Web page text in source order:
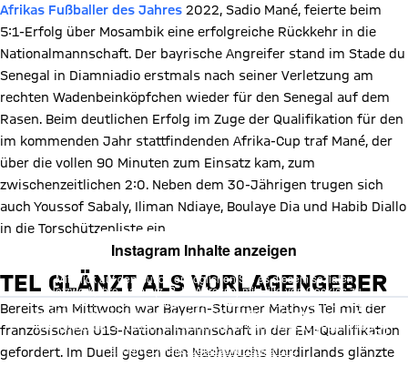
Afrikas Fußballer des Jahres 2022, Sadio Mané, feierte beim
5:1-Erfolg über Mosambik eine erfolgreiche Rückkehr in die
Nationalmannschaft. Der bayrische Angreifer stand im Stade du
Senegal in Diamniadio erstmals nach seiner Verletzung am
rechten Wadenbeinköpfchen wieder für den Senegal auf dem
Rasen. Beim deutlichen Erfolg im Zuge der Qualifikation für den
im kommenden Jahr stattfindenden Afrika-Cup traf Mané, der
über die vollen 90 Minuten zum Einsatz kam, zum
zwischenzeitlichen 2:0. Neben dem 30-Jährigen trugen sich
auch Youssof Sabaly, Iliman Ndiaye, Boulaye Dia und Habib Diallo
in die Torschützenliste ein.
TEL GLÄNZT ALS VORLAGENGEBER
Instagram Inhalte anzeigen
Mit Klick auf den Button ermöglichen Sie es diesem sozialen
Netzwerk, Ihre Daten (z. B. IP-Adresse) mit Hilfe von Cookies zu
verarbeiten. Vorher kann das soziale Netzwerk keine Daten über Sie
erheben, um Ihnen die Inhalte anzuzeigen. Diese Einstellung wird für
alle Inhalte des sozialen Netzwerks auf unserer Website gespeichert
und Sie können dies jederzeit in derCookie-Einwilligungslösung
ändern. Details: Datenschutzerklärung
Bereits am Mittwoch war Bayern-Stürmer Mathys Tel mit der
französischen U19-Nationalmannschaft in der EM-Qualifikation
gefordert. Im Duell gegen den Nachwuchs Nordirlands glänzte